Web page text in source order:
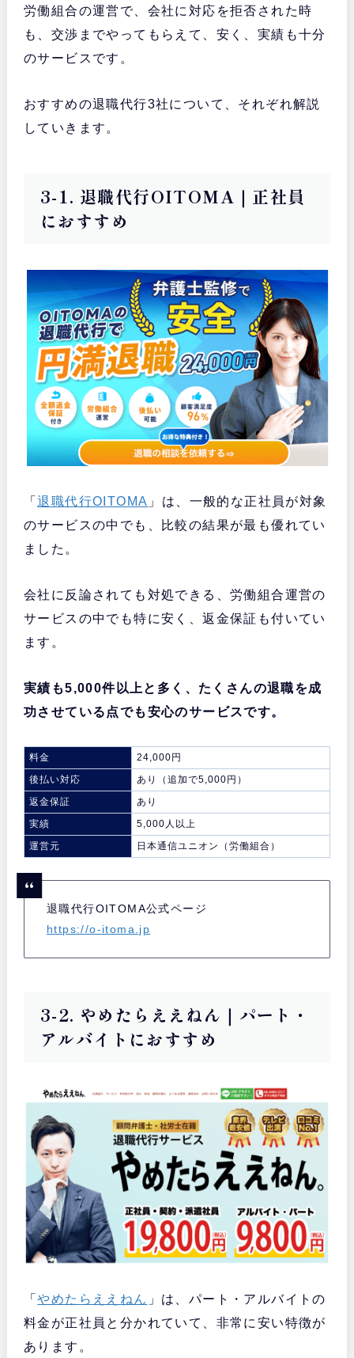
労働組合の運営で、会社に対応を拒否された時
も、交渉までやってもらえて、安く、実績も十分
のサービスです。
おすすめの退職代行3社について、それぞれ解説
していきます。
3-1. 退職代行OITOMA｜正社員
におすすめ
「退職代行OITOMA 」は、一般的な正社員が対象
のサービスの中でも、比較の結果が最も優れてい
ました。
会社に反論されても対処できる、労働組合運営の
サービスの中でも特に安く、返金保証も付いてい
ます。
実績も5,000件以上と多く、たくさんの退職を成
功させている点でも安心のサービスです。
料金
24,000円
後払い対応
あり（追加で5,000円）
返金保証
あり
実績
5,000人以上
運営元
日本通信ユニオン（労働組合）
退職代行OITOMA公式ページ
https://o-itoma.jp
3-2. やめたらええねん｜パート・
アルバイトにおすすめ
「やめたらええねん 」は、パート・アルバイトの
料金が正社員と分かれていて、非常に安い特徴が
あります。